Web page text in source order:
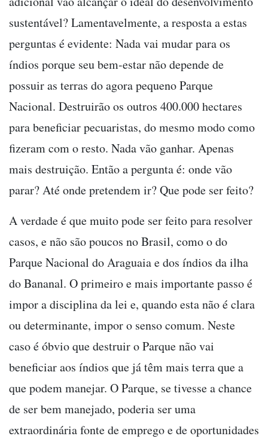
sustentável? Lamentavelmente, a resposta a estas
perguntas é evidente: Nada vai mudar para os
índios porque seu bem-estar não depende de
possuir as terras do agora pequeno Parque
Nacional. Destruirão os outros 400.000 hectares
para beneficiar pecuaristas, do mesmo modo como
fizeram com o resto. Nada vão ganhar. Apenas
mais destruição. Então a pergunta é: onde vão
parar? Até onde pretendem ir? Que pode ser feito?
A verdade é que muito pode ser feito para resolver
casos, e não são poucos no Brasil, como o do
Parque Nacional do Araguaia e dos índios da ilha
do Bananal. O primeiro e mais importante passo é
impor a disciplina da lei e, quando esta não é clara
ou determinante, impor o senso comum. Neste
caso é óbvio que destruir o Parque não vai
beneficiar aos índios que já têm mais terra que a
que podem manejar. O Parque, se tivesse a chance
de ser bem manejado, poderia ser uma
extraordinária fonte de emprego e de oportunidades